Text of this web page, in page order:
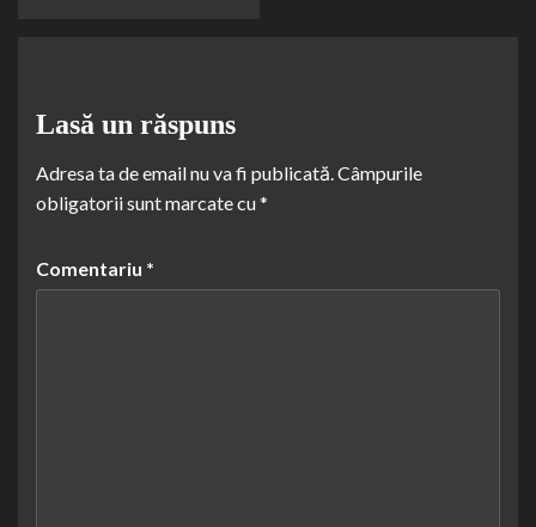
Lasă un răspuns
Adresa ta de email nu va fi publicată. Câmpurile
obligatorii sunt marcate cu*
Comentariu *